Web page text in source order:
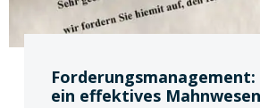
ein effektives Mahnwesen